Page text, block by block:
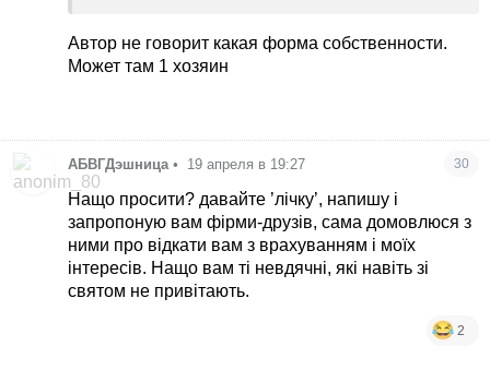
то взагалі марожинка.
Автор не говорит какая форма собственности.
Может там 1 хозяин
АБВГДэшница • 19 апреля в 19:27 30
Нащо просити? давайте ’лічку’, напишу і
запропоную вам фірми-друзів, сама домовлюся з
ними про відкати вам з врахуванням і моїх
інтересів. Нащо вам ті невдячні, які навіть зі
святом не привітають.
2